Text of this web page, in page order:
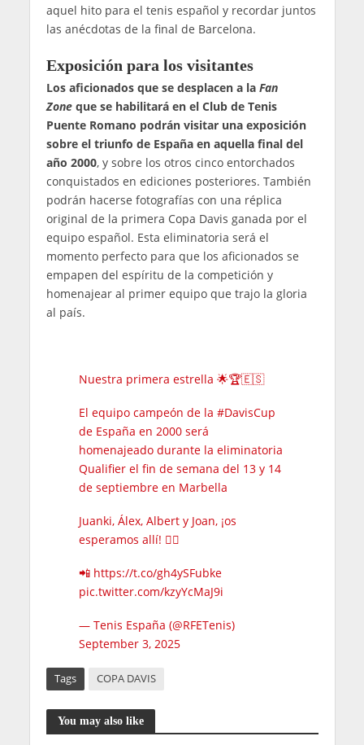
aquel hito para el tenis español y recordar juntos
las anécdotas de la final de Barcelona.
Exposición para los visitantes
Los aficionados que se desplacen a la Fan
Zoneque se habilitará en el Club de Tenis
Puente Romano podrán visitar una exposición
sobre el triunfo de España en aquella final del
año 2000, y sobre los otros cinco entorchados
conquistados en ediciones posteriores. También
podrán hacerse fotografías con una réplica
original de la primera Copa Davis ganada por el
equipo español. Esta eliminatoria será el
momento perfecto para que los aficionados se
empapen del espíritu de la competición y
homenajear al primer equipo que trajo la gloria
al país.
Nuestra primera estrella 🌟🏆🇪🇸
El equipo campeón de la #DavisCup
de España en 2000 será
homenajeado durante la eliminatoria
Qualifier el fin de semana del 13 y 14
de septiembre en Marbella
Juanki, Álex, Albert y Joan, ¡os
esperamos allí! ❤️‍🔥
📲 https://t.co/gh4ySFubke
pic.twitter.com/kzyYcMaJ9i
— Tenis España (@RFETenis)
September 3, 2025
Tags COPA DAVIS
You may also like